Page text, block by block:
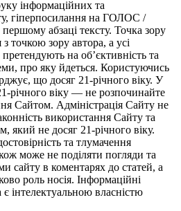
інформаційних та
гіперпосилання на ГОЛОС /
абзаці тексту. Точка зору
з точкою зору автора, а усі
на об’єктивність та
про яку йдеться. Користуючись
що досяг 21-річного віку. У
річного віку — не розпочинайте
Сайтом. Адміністрація Сайту не
використання Сайту та
який не досяг 21-річного віку.
та тлумачення
може не поділяти погляди та
сайту в коментарях до статей, а
роль носія. Інформаційні
інтелектуальною власністю